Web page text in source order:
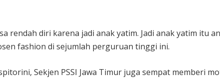
rendah diri karena jadi anak yatim. Jadi anak yatim itu
fashion di sejumlah perguruan tinggi ini.
Sekjen PSSI Jawa Timur juga sempat memberi